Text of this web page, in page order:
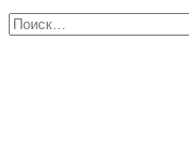
Перейти
Search